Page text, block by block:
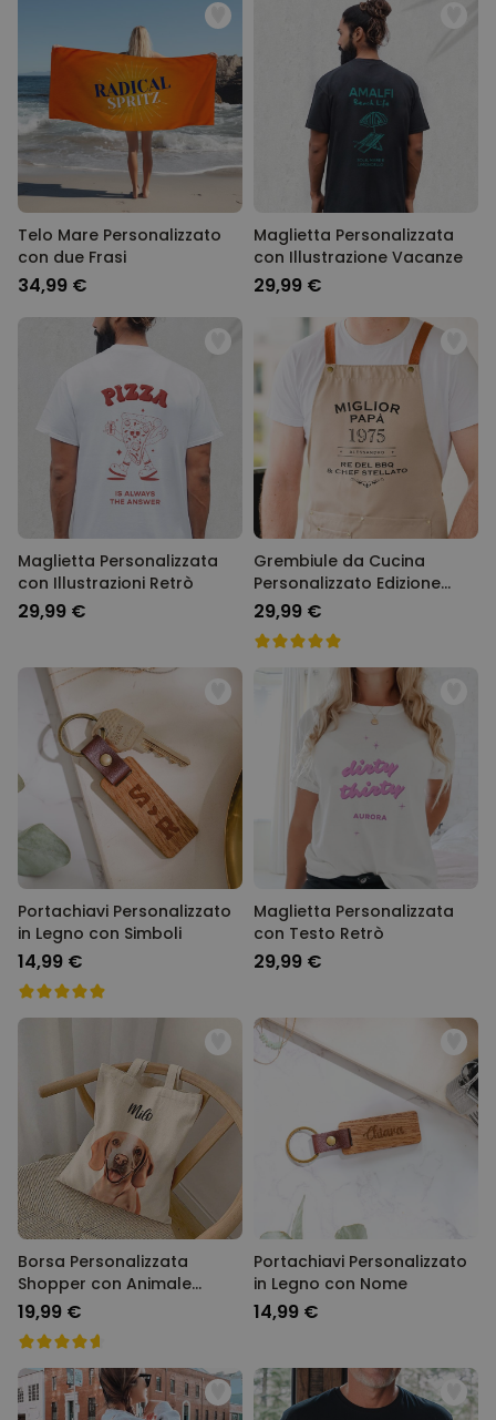
Telo Mare Personalizzato
con due Frasi
34,99 €
Maglietta Personalizzata
con Illustrazione Vacanze
29,99 €
Maglietta Personalizzata
con Illustrazioni Retrò
29,99 €
Grembiule da Cucina
Personalizzato Edizione
Limitata
29,99 €
Portachiavi Personalizzato
in Legno con Simboli
14,99 €
Maglietta Personalizzata
con Testo Retrò
29,99 €
Borsa Personalizzata
Shopper con Animale
Domestico in stile Fumetto
19,99 €
Portachiavi Personalizzato
in Legno con Nome
14,99 €